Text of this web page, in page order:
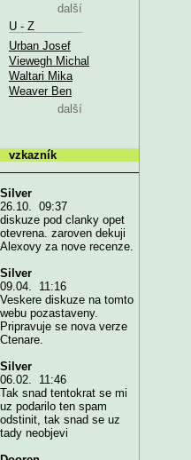
další
U - Z
Urban Josef
Viewegh Michal
Waltari Mika
Weaver Ben
další
vzkazník
Silver
26.10. 09:37
diskuze pod clanky opet
otevrena. zaroven dekuji
Alexovy za nove recenze.
Silver
09.04. 11:16
Veskere diskuze na tomto
webu pozastaveny.
Pripravuje se nova verze
Ctenare.
Silver
06.02. 11:46
Tak snad tentokrat se mi
uz podarilo ten spam
odstinit, tak snad se uz
tady neobjevi